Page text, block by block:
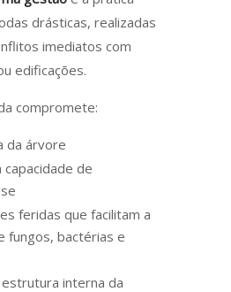
drásticas, realizadas
imediatos com
edificações.
compromete:
da árvore
capacidade de
feridas que facilitam a
fungos, bactérias e
estrutura interna da